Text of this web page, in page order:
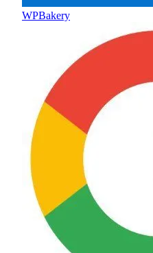
WPBakery